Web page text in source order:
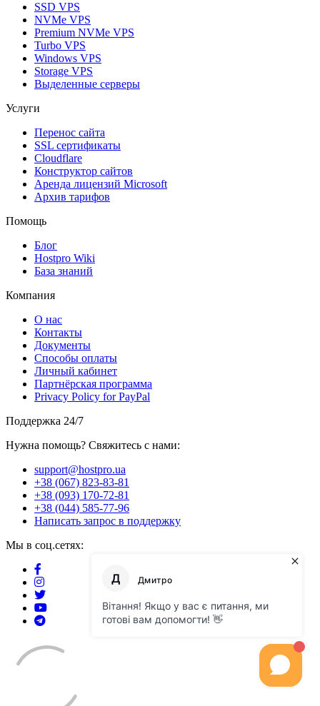
SSD VPS
NVMe VPS
Premium NVMe VPS
Turbo VPS
Windows VPS
Storage VPS
Выделенные серверы
Услуги
Перенос сайта
SSL сертификаты
Clоudflare
Конструктор сайтов
Аренда лицензий Microsoft
Архив тарифов
Помощь
Блог
Hostpro Wiki
База знаний
Компания
О нас
Контакты
Документы
Способы оплаты
Личный кабинет
Партнёрская программа
Privacy Policy for PayPal
Поддержка 24/7
Нужна помощь? Свяжитесь с нами:
support@hostpro.ua
+38 (067) 823-83-81
+38 (093) 170-72-81
+38 (044) 585-77-96
Написать запрос в поддержку
Мы в соц.сетях: